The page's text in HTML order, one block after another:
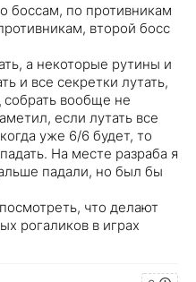
боссам, по противникам
второй босс
а некоторые рутины и
и все секретки лутать,
вообще не
если лутать все
уже 6/6 будет, то
На месте разраба я
падали, но был бы
что делают
рогаликов в играх